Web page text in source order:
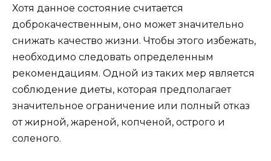
Хотя данное состояние считается
доброкачественным, оно может значительно
снижать качество жизни. Чтобы этого избежать,
необходимо следовать определенным
рекомендациям. Одной из таких мер является
соблюдение диеты, которая предполагает
значительное ограничение или полный отказ
от жирной, жареной, копченой, острого и
соленого.